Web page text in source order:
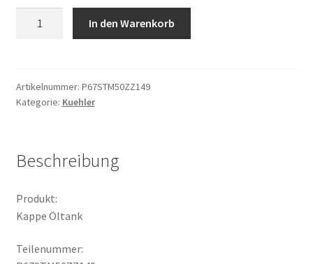
In den Warenkorb
Artikelnummer: P67STM50ZZ149
Kategorie: Kuehler
Beschreibung
Produkt:
Kappe Öltank
Teilenummer: